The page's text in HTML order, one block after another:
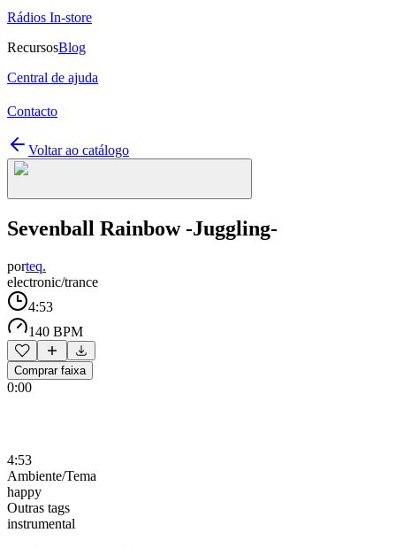
Rádios In-store
RecursosBlog
Central de ajuda
Contacto
Voltar ao catálogo
Sevenball Rainbow -Juggling-
porteq.
electronic/trance
4:53
140 BPM
Comprar faixa
0:00
4:53
Ambiente/Tema
happy
Outras tags
instrumental